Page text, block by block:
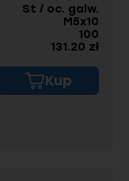
St / oc. galw.
M5x10
100
131.20 zł
Kup